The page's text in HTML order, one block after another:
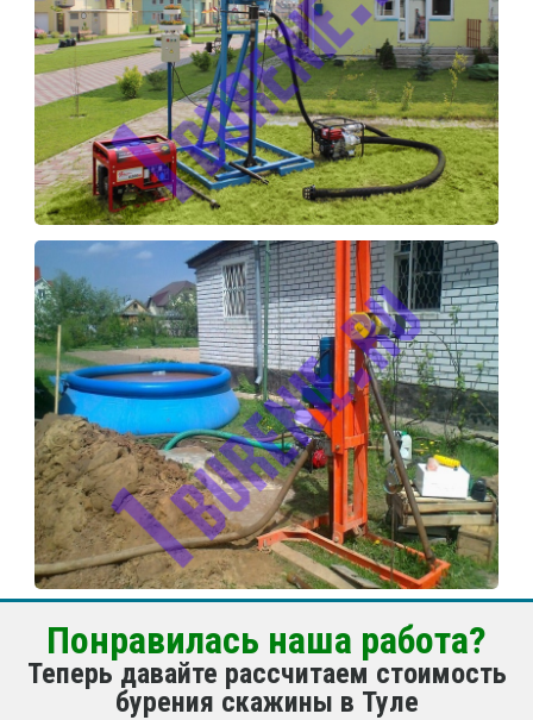
Понравилась наша работа?
Теперь давайте рассчитаем стоимость
бурения скажины в Туле